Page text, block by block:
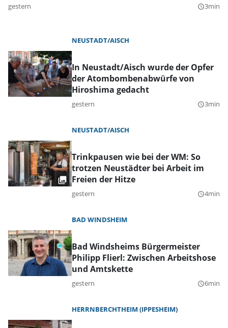
gestern query_builder3min
NEUSTADT/AISCH
In Neustadt/Aisch wurde der Opfer
der Atombombenabwürfe von
Hiroshima gedacht
gestern query_builder3min
NEUSTADT/AISCH
Trinkpausen wie bei der WM: So
trotzen Neustädter bei Arbeit im
Freien der Hitze
gestern query_builder4min
BAD WINDSHEIM
Bad Windsheims Bürgermeister
Philipp Flierl: Zwischen Arbeitshose
und Amtskette
gestern query_builder6min
HERRNBERCHTHEIM (IPPESHEIM)